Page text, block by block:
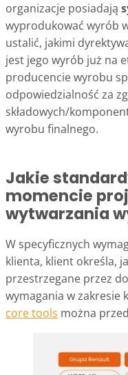
organizacje posiadają
wyprodukować wyrób
ustalić, jakimi
jest jego wyrób już na
producencie wyrobu
odpowiedzialność za
składowych/
wyrobu finalnego.
Jakie
momencie
wytwarzania
W specyficznych
klienta, klient określa,
przestrzegane przez
wymagania w zakresie
core tools można